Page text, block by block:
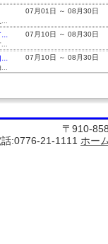
07月01日 ～ 08月30日
07月10日 ～ 08月30日
07月10日 ～ 08月30日
〒910-
話:0776-21-1111 ホー